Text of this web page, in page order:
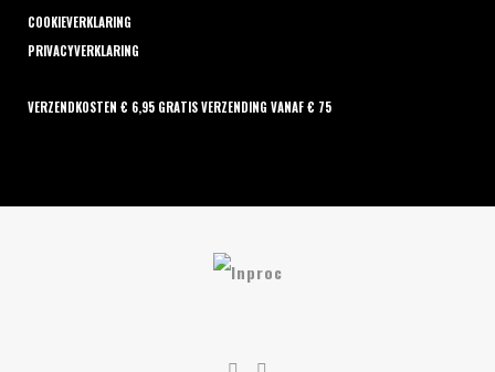
COOKIEVERKLARING
PRIVACYVERKLARING
VERZENDKOSTEN € 6,95 GRATIS VERZENDING VANAF € 75